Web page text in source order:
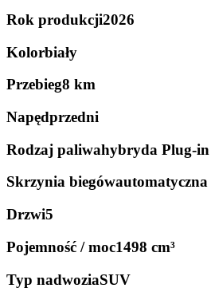
Rok produkcji2026
Kolorbiały
Przebieg8 km
Napędprzedni
Rodzaj paliwahybryda Plug-in
Skrzynia biegówautomatyczna
Drzwi5
Pojemność / moc1498 cm³
Typ nadwoziaSUV